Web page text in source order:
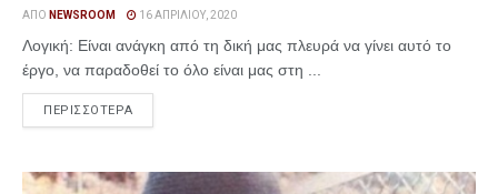
ΑΠΌ NEWSROOM 16 ΑΠΡΙΛΊΟΥ, 2020
Λογική: Είναι ανάγκη από τη δική μας πλευρά να γίνει αυτό το
έργο, να παραδοθεί το όλο είναι μας στη ...
ΠΕΡΙΣΣΟΤΕΡΑ